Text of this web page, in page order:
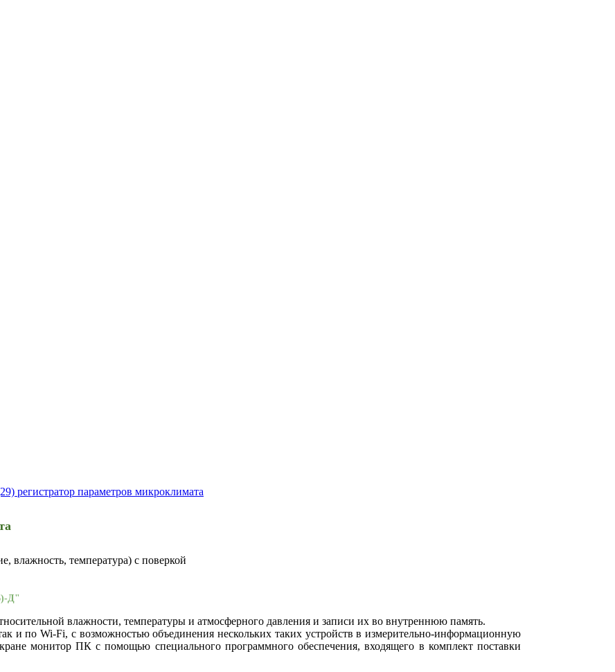
регистратор параметров микроклимата
влажность, температура) с поверкой
Д"
влажности, температуры и атмосферного давления и записи их во внутреннюю память.
и по Wi-Fi, с возможностью объединения нескольких таких устройств в измерительно-информационную
монитор ПК с помощью специального программного обеспечения, входящего в комплект поставки